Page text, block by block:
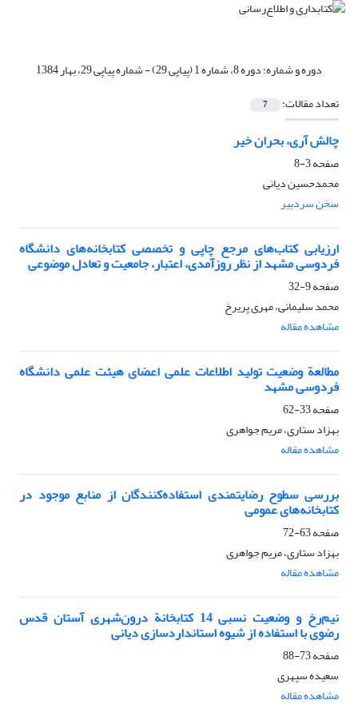
دوره و شماره:دوره 8، شماره 1 (پیاپی 29) - شماره پیاپی 29، بهار 1384
تعداد مقالات:
7
چالش آری، بحران خیر
صفحه3-8
محمدحسین دیانی
سخن سردبیر
ارزیابی کتاب‌های مرجع چاپی و تخصصی کتابخانه‌های دانشگاه
فردوسی مشهد از نظر روزآمدی، اعتبار، جامعیت و تعادل موضوعی
صفحه9-32
محمد سلیمانی، مهری پریرخ
مشاهده مقاله
مطالعة وضعیت تولید اطلاعات علمی اعضای هیئت علمی دانشگاه
فردوسی مشهد
صفحه33-62
بهزاد ستاری، مریم جواهری
مشاهده مقاله
بررسی سطوح رضایتمندی استفاده‌‌کنندگان از منابع موجود در
کتابخانه‌های عمومی
صفحه63-72
بهزاد ستاری، مریم جواهری
مشاهده مقاله
نیم‌رخ و وضعیت نسبی 14 کتابخانة درون‌شهری آستان قدس
رضوی با استفاده از شیوه استانداردسازی دیانی
صفحه73-88
سعیده سپهری
مشاهده مقاله